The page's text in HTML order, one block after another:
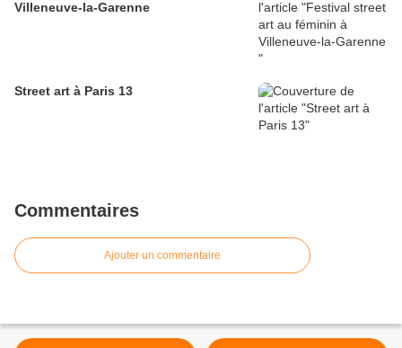
Villeneuve-la-Garenne
Street art à Paris 13
Commentaires
Ajouter un commentaire